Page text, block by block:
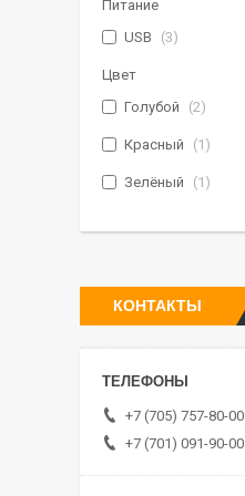
Питание
USB
3
Цвет
Голубой
2
Красный 1
Зелёный 1
КОНТАКТЫ
+7 (705) 757-80-00
+7 (701) 091-90-00